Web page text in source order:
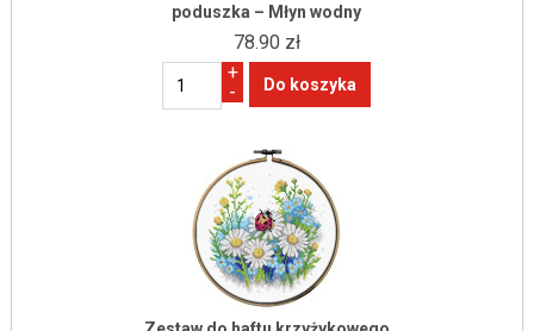
poduszka – Młyn wodny
78.90 zł
+
-